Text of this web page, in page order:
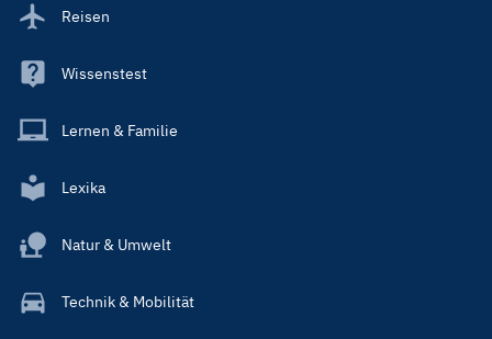
Reisen
Wissenstest
Lernen & Familie
Lexika
Natur & Umwelt
Technik & Mobilität